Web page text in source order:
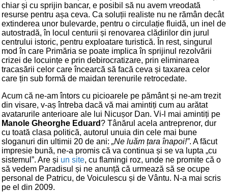
chiar și cu sprijin bancar, e posibil să nu avem vreodată
resurse pentru așa ceva. Ca soluții realiste nu ne rămân decât
extinderea unor bulevarde, pentru o circulație fluidă, un inel de
autostradă, în locul centurii și renovarea clădirilor din jurul
centrului istoric, pentru exploatare turistică. În rest, singurul
mod în care Primăria se poate implica în sprijinul rezolvării
crizei de locuințe e prin debirocratizare, prin eliminarea
tracasării celor care încearcă să facă ceva și taxarea celor
care țin sub formă de maidan terenurile retrocedate.
Acum că ne-am întors cu picioarele pe pământ și ne-am trezit
din visare, v-aș întreba dacă vă mai amintiți cum au arătat
avatarurile anterioare ale lui Nicușor Dan. Vi-l mai amintiți pe
Manole Gheorghe Eduard? Tânărul acela antreprenor, dur
cu toată clasa politică, autorul unuia din cele mai bune
sloganuri din ultimii 20 de ani: „Ne luăm țara înapoi!”. A făcut
impresie bună, ne-a promis că va continua și se va lupta „cu
sistemul”. Are și un site, cu flamingi roz, unde ne promite că o
să vedem Paradisul și ne anunță că urmează să se ocupe
personal de Patricu, de Voiculescu și de Vântu. N-a mai scris
pe el din 2009.